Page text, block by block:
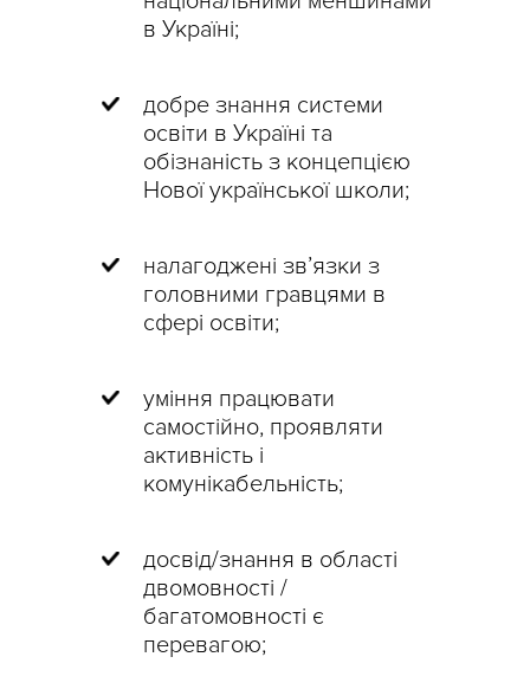
в Україні;
добре знання системи
освіти в Україні та
обізнаність з концепцією
Нової української школи;
налагоджені зв’язки з
головними гравцями в
сфері освіти;
уміння працювати
самостійно, проявляти
активність і
комунікабельність;
досвід/знання в області
двомовності /
багатомовності є
перевагою;